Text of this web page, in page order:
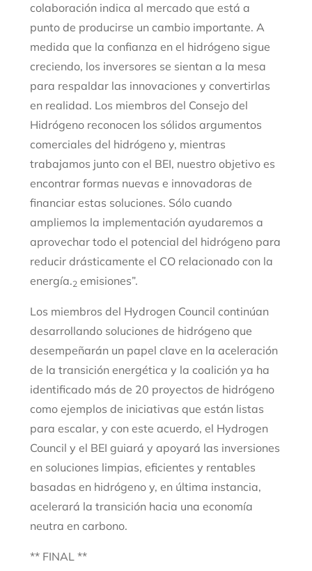
colaboración indica al mercado que está a
punto de producirse un cambio importante. A
medida que la confianza en el hidrógeno sigue
creciendo, los inversores se sientan a la mesa
para respaldar las innovaciones y convertirlas
en realidad. Los miembros del Consejo del
Hidrógeno reconocen los sólidos argumentos
comerciales del hidrógeno y, mientras
trabajamos junto con el BEI, nuestro objetivo es
encontrar formas nuevas e innovadoras de
financiar estas soluciones. Sólo cuando
ampliemos la implementación ayudaremos a
aprovechar todo el potencial del hidrógeno para
reducir drásticamente el CO relacionado con la
energía.2 emisiones”.
Los miembros del Hydrogen Council continúan
desarrollando soluciones de hidrógeno que
desempeñarán un papel clave en la aceleración
de la transición energética y la coalición ya ha
identificado más de 20 proyectos de hidrógeno
como ejemplos de iniciativas que están listas
para escalar, y con este acuerdo, el Hydrogen
Council y el BEI guiará y apoyará las inversiones
en soluciones limpias, eficientes y rentables
basadas en hidrógeno y, en última instancia,
acelerará la transición hacia una economía
neutra en carbono.
** FINAL **